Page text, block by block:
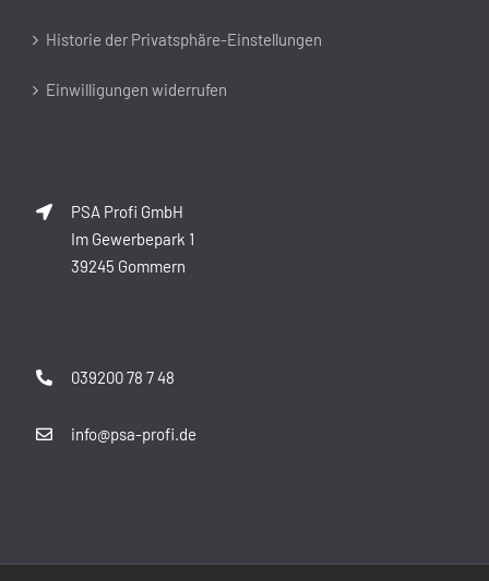
Historie der Privatsphäre-Einstellungen
Einwilligungen widerrufen
PSA Profi GmbH
Im Gewerbepark 1
39245 Gommern
039200 78 7 48
info@psa-profi.de